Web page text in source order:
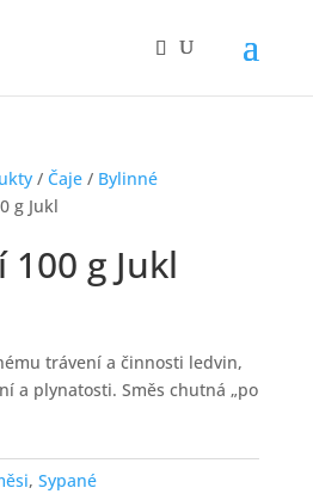
/ Čaje/ Bylinné
g Jukl
g Jukl
trávení a činnosti ledvin,
a plynatosti. Směs chutná „po
, Sypané